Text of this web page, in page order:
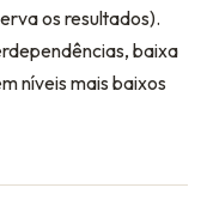
os resultados).
baixa
níveis mais baixos